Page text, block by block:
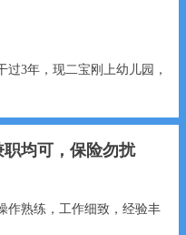
3年，现二宝刚上幼儿园，
均可，保险勿扰
作熟练，工作细致，经验丰